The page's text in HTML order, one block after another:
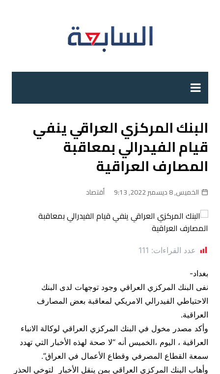
البنك المركزي العراقي ينفي
قيام الفيدرالي بمعاقبة
المصارف العراقية
الخميس, 8 ديسمبر 2022, 9:13 أقتصاد
عدد القراءات: 111
بغداد-
نفى البنك المركزي العراقي وجود توجهات لدى البنك
الاحتياطي الفيدرالي الامريكي لمعاقبة بعض المصارف
العراقية.
وأكد مصدر مخول في البنك المركزي العراقي لوكالة الانباء
العراقية ، اليوم ،الخميس أنه “لا صحة لهذه الأخبار التي تهدد
سمعة القطاع المصرفي وقطاع الأعمال في العراق”.
وأهاب البنك المركزي العراقي بمن ينقل الأخبار لتوخي الحذر